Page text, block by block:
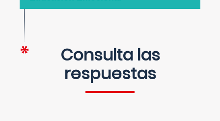
Consulta las
respuestas